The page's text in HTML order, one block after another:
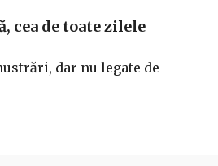
cea de toate zilele
dar nu legate de